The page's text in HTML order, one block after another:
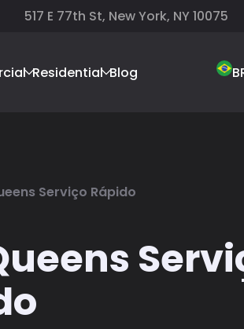
517 E 77th St, New York, NY 10075
Residential Blog
Serviço Rápido